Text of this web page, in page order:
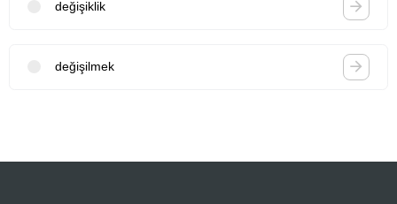
değişiklik
değişilmek